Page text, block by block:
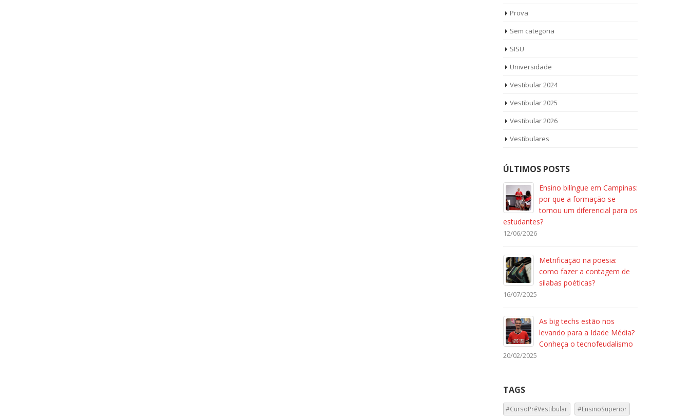
Prova
Sem categoria
SISU
Universidade
Vestibular 2024
Vestibular 2025
Vestibular 2026
Vestibulares
ÚLTIMOS POSTS
Ensino bilíngue em Campinas:
por que a formação se
tornou um diferencial para os
estudantes?
12/06/2026
Metrificação na poesia:
como fazer a contagem de
silabas poéticas?
16/07/2025
As big techs estão nos
levando para a Idade Média?
Conheça o tecnofeudalismo
20/02/2025
TAGS
#CursoPréVestibular #EnsinoSuperior